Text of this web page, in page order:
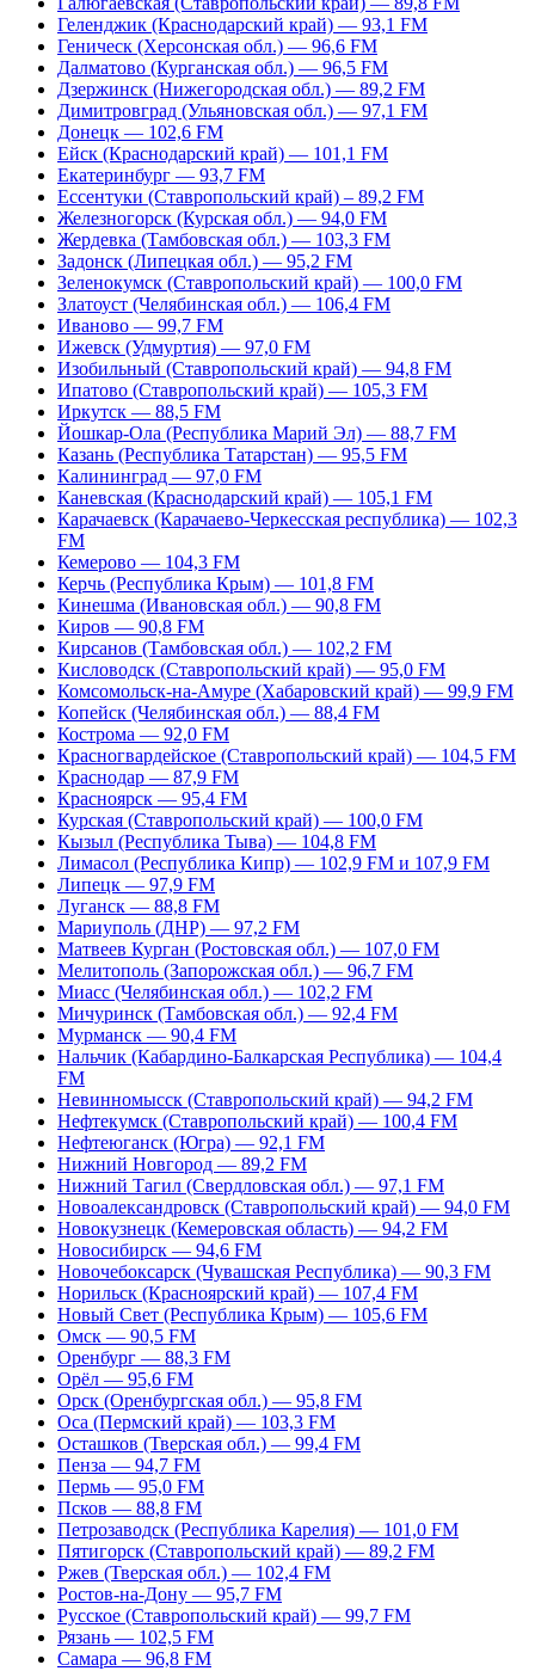
Геленджик (Краснодарский край) — 93,1 FM
Геническ (Херсонская обл.) — 96,6 FM
Далматово (Курганская обл.) — 96,5 FM
Дзержинск (Нижегородская обл.) — 89,2 FM
Димитровград (Ульяновская обл.) — 97,1 FM
Донецк — 102,6 FM
Ейск (Краснодарский край) — 101,1 FM
Екатеринбург — 93,7 FM
Ессентуки (Ставропольский край) – 89,2 FM
Железногорск (Курская обл.) — 94,0 FM
Жердевка (Тамбовская обл.) — 103,3 FM
Задонск (Липецкая обл.) — 95,2 FM
Зеленокумск (Ставропольский край) — 100,0 FM
Златоуст (Челябинская обл.) — 106,4 FM
Иваново — 99,7 FM
Ижевск (Удмуртия) — 97,0 FM
Изобильный (Ставропольский край) — 94,8 FM
Ипатово (Ставропольский край) — 105,3 FM
Иркутск — 88,5 FM
Йошкар-Ола (Республика Марий Эл) — 88,7 FM
Казань (Республика Татарстан) — 95,5 FM
Калининград — 97,0 FM
Каневская (Краснодарский край) — 105,1 FM
Карачаевск (Карачаево-Черкесская республика) — 102,3
FM
Кемерово — 104,3 FM
Керчь (Республика Крым) — 101,8 FM
Кинешма (Ивановская обл.) — 90,8 FM
Киров — 90,8 FM
Кирсанов (Тамбовская обл.) — 102,2 FM
Кисловодск (Ставропольский край) — 95,0 FM
Комсомольск-на-Амуре (Хабаровский край) — 99,9 FM
Копейск (Челябинская обл.) — 88,4 FM
Кострома — 92,0 FM
Красногвардейское (Ставропольский край) — 104,5 FM
Краснодар — 87,9 FM
Красноярск — 95,4 FM
Курская (Ставропольский край) — 100,0 FM
Кызыл (Республика Тыва) — 104,8 FM
Лимасол (Республика Кипр) — 102,9 FM и 107,9 FM
Липецк — 97,9 FM
Луганск — 88,8 FM
Мариуполь (ДНР) — 97,2 FM
Матвеев Курган (Ростовская обл.) — 107,0 FM
Мелитополь (Запорожская обл.) — 96,7 FM
Миасс (Челябинская обл.) — 102,2 FM
Мичуринск (Тамбовская обл.) — 92,4 FM
Мурманск — 90,4 FM
Нальчик (Кабардино-Балкарская Республика) — 104,4
FM
Невинномысск (Ставропольский край) — 94,2 FM
Нефтекумск (Ставропольский край) — 100,4 FM
Нефтеюганск (Югра) — 92,1 FM
Нижний Новгород — 89,2 FM
Нижний Тагил (Свердловская обл.) — 97,1 FM
Новоалександровск (Ставропольский край) — 94,0 FM
Новокузнецк (Кемеровская область) — 94,2 FM
Новосибирск — 94,6 FM
Новочебоксарск (Чувашская Республика) — 90,3 FM
Норильск (Красноярский край) — 107,4 FM
Новый Свет (Республика Крым) — 105,6 FM
Омск — 90,5 FM
Оренбург — 88,3 FM
Орёл — 95,6 FM
Орск (Оренбургская обл.) — 95,8 FM
Оса (Пермский край) — 103,3 FM
Осташков (Тверская обл.) — 99,4 FM
Пенза — 94,7 FM
Пермь — 95,0 FM
Псков — 88,8 FM
Петрозаводск (Республика Карелия) — 101,0 FM
Пятигорск (Ставропольский край) — 89,2 FM
Ржев (Тверская обл.) — 102,4 FM
Ростов-на-Дону — 95,7 FM
Русское (Ставропольский край) — 99,7 FM
Рязань — 102,5 FM
Самара — 96,8 FM